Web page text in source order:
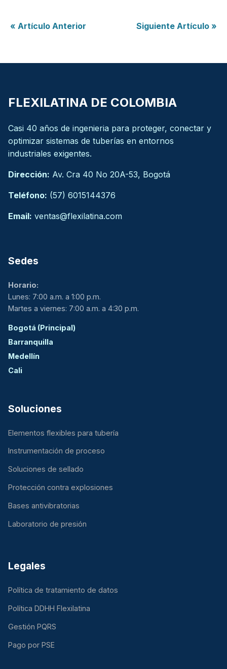
« Artículo Anterior Siguiente Artículo »
FLEXILATINA DE COLOMBIA
Casi 40 años de ingenieria para proteger, conectar y
optimizar sistemas de tuberías en entornos
industriales exigentes.
Dirección: Av. Cra 40 No 20A-53, Bogotá
Teléfono: (57) 6015144376
Email: ventas@flexilatina.com
Sedes
Horario:
Lunes: 7:00 a.m. a 1:00 p.m.
Martes a viernes: 7:00 a.m. a 4:30 p.m.
Bogotá (Principal)
Barranquilla
Medellín
Cali
Soluciones
Elementos flexibles para tubería
Instrumentación de proceso
Soluciones de sellado
Protección contra explosiones
Bases antivibratorias
Laboratorio de presión
Legales
Política de tratamiento de datos
Política DDHH Flexilatina
Gestión PQRS
Pago por PSE